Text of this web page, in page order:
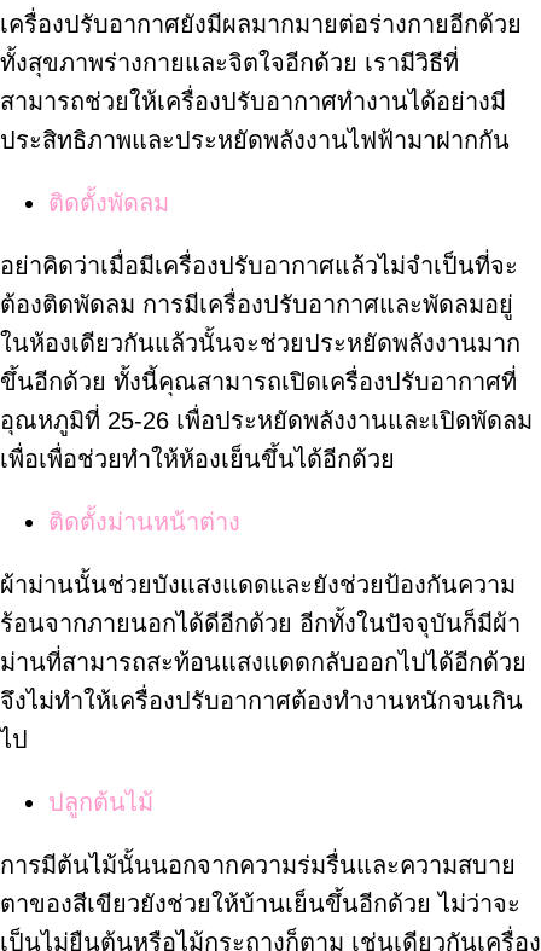
เครื่องปรับอากาศยังมีผลมากมายต่อร่างกายอีกด้วย
ทั้งสุขภาพร่างกายและจิตใจอีกด้วย เรามีวิธีที่
สามารถช่วยให้เครื่องปรับอากาศทำงานได้อย่างมี
ประสิทธิภาพและประหยัดพลังงานไฟฟ้ามาฝากกัน
ติดตั้งพัดลม
อย่าคิดว่าเมื่อมีเครื่องปรับอากาศแล้วไม่จำเป็นที่จะ
ต้องติดพัดลม การมีเครื่องปรับอากาศและพัดลมอยู่
ในห้องเดียวกันแล้วนั้นจะช่วยประหยัดพลังงานมาก
ขึ้นอีกด้วย ทั้งนี้คุณสามารถเปิดเครื่องปรับอากาศที่
อุณหภูมิที่ 25-26 เพื่อประหยัดพลังงานและเปิดพัดลม
เพื่อเพื่อช่วยทำให้ห้องเย็นขึ้นได้อีกด้วย
ติดตั้งม่านหน้าต่าง
ผ้าม่านนั้นช่วยบังแสงแดดและยังช่วยป้องกันความ
ร้อนจากภายนอกได้ดีอีกด้วย อีกทั้งในปัจจุบันก็มีผ้า
ม่านที่สามารถสะท้อนแสงแดดกลับออกไปได้อีกด้วย
จึงไม่ทำให้เครื่องปรับอากาศต้องทำงานหนักจนเกิน
ไป
ปลูกต้นไม้
การมีต้นไม้นั้นนอกจากความร่มรื่นและความสบาย
ตาของสีเขียวยังช่วยให้บ้านเย็นขึ้นอีกด้วย ไม่ว่าจะ
เป็นไม่ยืนต้นหรือไม้กระถางก็ตาม เช่นเดียวกันเครื่อง